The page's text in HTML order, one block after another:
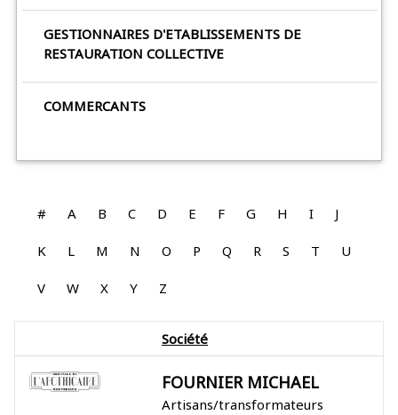
GESTIONNAIRES D'ETABLISSEMENTS DE
RESTAURATION COLLECTIVE
COMMERCANTS
# A B C D E F G H I J
K L M N O P Q R S T U
V W X Y Z
Société
FOURNIER MICHAEL
Artisans/transformateurs